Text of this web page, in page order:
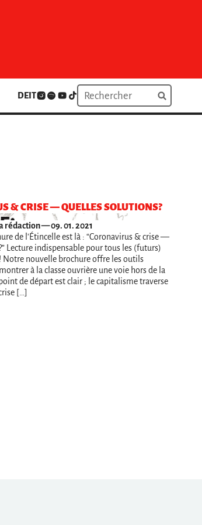
DEIT
& CRISE — QUELLES SOLUTIONS?
rédaction — 09. 01. 2021
de l'Étincelle est là : “Coronavirus & crise —
Lecture indispensable pour tous les (futurs)
Notre nouvelle brochure offre les outils
à la classe ouvrière une voie hors de la
de départ est clair ; le capitalisme traverse
[…]